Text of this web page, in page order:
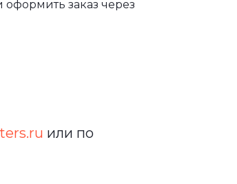
оформить заказ через
или по